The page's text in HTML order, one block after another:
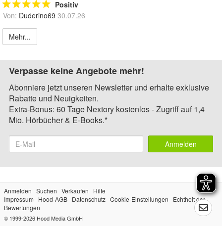
Positiv
Von: Duderino69 30.07.26
Mehr...
Verpasse keine Angebote mehr!
Abonniere jetzt unseren Newsletter und erhalte exklusive
Rabatte und Neuigkeiten.
Extra-Bonus: 60 Tage Nextory kostenlos - Zugriff auf 1,4
Mio. Hörbücher & E-Books.*
Anmelden
Anmelden Suchen Verkaufen
Hilfe
Impressum
Hood-AGB Datenschutz Cookie-Einstellungen
Echtheit der
Bewertungen
© 1999-2026 Hood Media GmbH